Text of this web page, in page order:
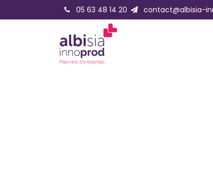
Se rendre au contenu05 63 48 14 20 contact@albisia-